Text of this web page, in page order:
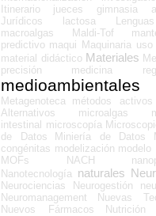
Itinerario
jueces gimnasia
Jurídicos
lactosa Lenguas
macroalgas
Maldi-Tof
predictivo maqui Maquinaria uso
material didáctico Materiales
precisión
medicina
medioambientales
Metagenoteca métodos activos
Alternativos
microalgas
intestinal microscopía
de Datos
Miniería de Datos
congénitas modelización modelo
MOFs
NACH
Nanotecnología naturales
Neurociencias Neurogestión
Neuromanagement
Nuevas
Nuevos Fármacos
Nutrición